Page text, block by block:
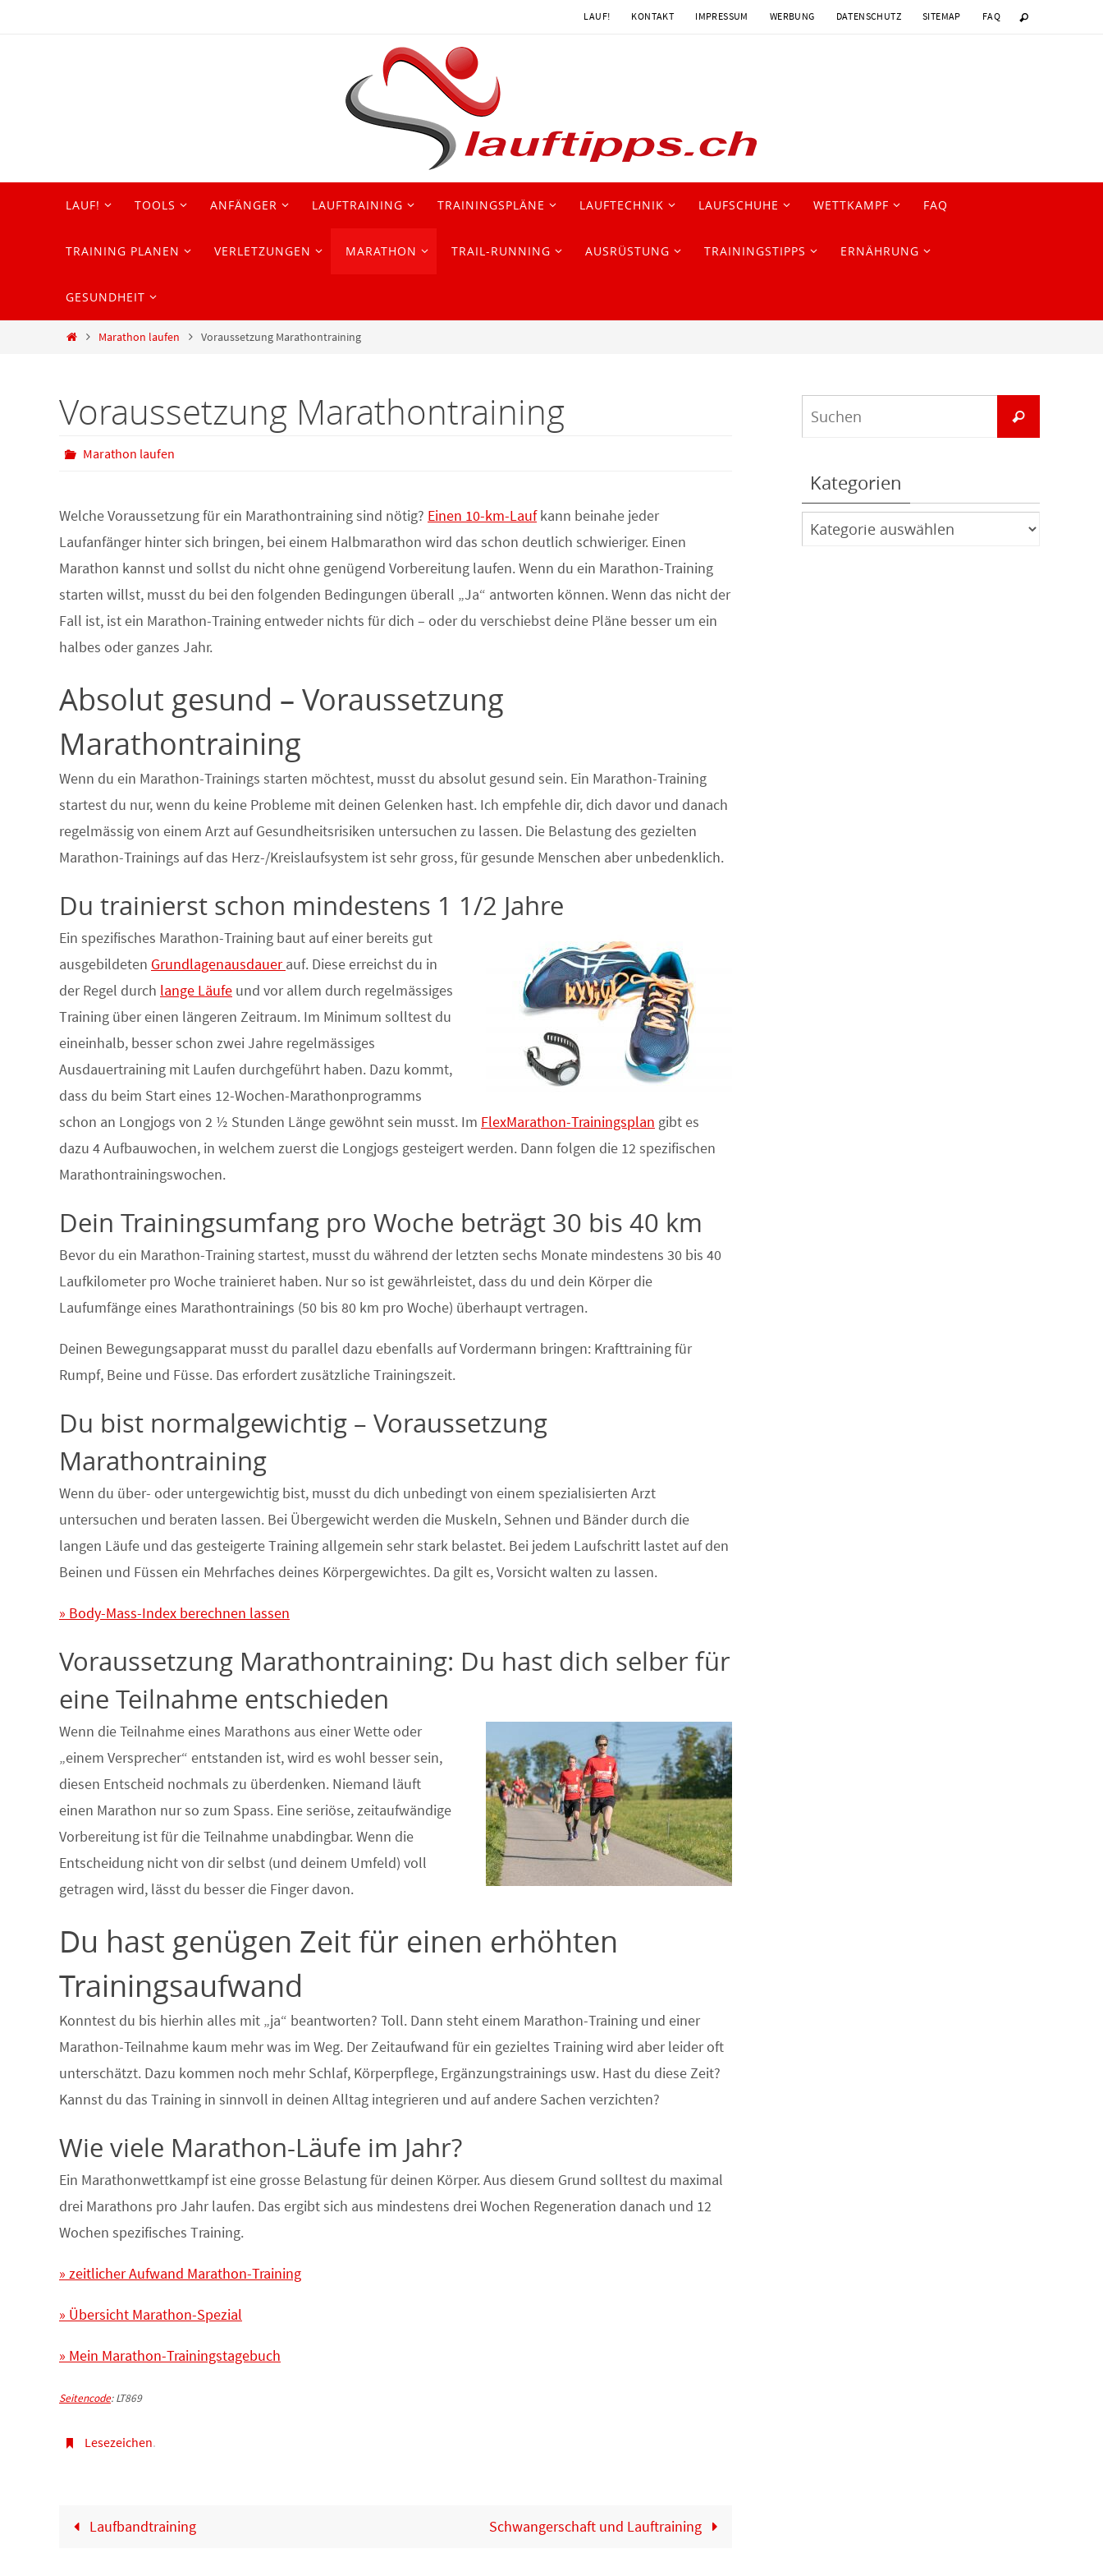
LAUF! KONTAKT IMPRESSUM WERBUNG DATENSCHUTZ SITEMAP FAQ
LAUF! TOOLS ANFÄNGER LAUFTRAINING TRAININGSPLÄNE LAUFTECHNIK LAUFSCHUHE WETTKAMPF FAQ
TRAINING PLANEN VERLETZUNGEN MARATHON TRAIL-RUNNING AUSRÜSTUNG TRAININGSTIPPS ERNÄHRUNG
GESUNDHEIT
StartMarathon laufen Voraussetzung Marathontraining
Voraussetzung Marathontraining
Marathon laufen
Welche Voraussetzung für ein Marathontraining sind nötig? Einen 10-km-Laufkann beinahe jeder
Laufanfänger hinter sich bringen, bei einem Halbmarathon wird das schon deutlich schwieriger. Einen
Marathon kannst und sollst du nicht ohne genügend Vorbereitung laufen. Wenn du ein Marathon-Training
starten willst, musst du bei den folgenden Bedingungen überall „Ja“ antworten können. Wenn das nicht der
Fall ist, ist ein Marathon-Training entweder nichts für dich – oder du verschiebst deine Pläne besser um ein
halbes oder ganzes Jahr.
Absolut gesund – Voraussetzung
Marathontraining
Wenn du ein Marathon-Trainings starten möchtest, musst du absolut gesund sein. Ein Marathon-Training
startest du nur, wenn du keine Probleme mit deinen Gelenken hast. Ich empfehle dir, dich davor und danach
regelmässig von einem Arzt auf Gesundheitsrisiken untersuchen zu lassen. Die Belastung des gezielten
Marathon-Trainings auf das Herz-/Kreislaufsystem ist sehr gross, für gesunde Menschen aber unbedenklich.
Du trainierst schon mindestens 1 1/2 Jahre
Ein spezifisches Marathon-Training baut auf einer bereits gut
ausgebildeten Grundlagenausdauerauf. Diese erreichst du in
der Regel durch lange Läufe und vor allem durch regelmässiges
Training über einen längeren Zeitraum. Im Minimum solltest du
eineinhalb, besser schon zwei Jahre regelmässiges
Ausdauertraining mit Laufen durchgeführt haben. Dazu kommt,
dass du beim Start eines 12-Wochen-Marathonprogramms
schon an Longjogs von 2 ½ Stunden Länge gewöhnt sein musst. Im FlexMarathon-Trainingsplan gibt es
dazu 4 Aufbauwochen, in welchem zuerst die Longjogs gesteigert werden. Dann folgen die 12 spezifischen
Marathontrainingswochen.
Dein Trainingsumfang pro Woche beträgt 30 bis 40 km
Bevor du ein Marathon-Training startest, musst du während der letzten sechs Monate mindestens 30 bis 40
Laufkilometer pro Woche trainieret haben. Nur so ist gewährleistet, dass du und dein Körper die
Laufumfänge eines Marathontrainings (50 bis 80 km pro Woche) überhaupt vertragen.
Deinen Bewegungsapparat musst du parallel dazu ebenfalls auf Vordermann bringen: Krafttraining für
Rumpf, Beine und Füsse. Das erfordert zusätzliche Trainingszeit.
Du bist normalgewichtig – Voraussetzung
Marathontraining
Wenn du über- oder untergewichtig bist, musst du dich unbedingt von einem spezialisierten Arzt
untersuchen und beraten lassen. Bei Übergewicht werden die Muskeln, Sehnen und Bänder durch die
langen Läufe und das gesteigerte Training allgemein sehr stark belastet. Bei jedem Laufschritt lastet auf den
Beinen und Füssen ein Mehrfaches deines Körpergewichtes. Da gilt es, Vorsicht walten zu lassen.
» Body-Mass-Index berechnen lassen
Voraussetzung Marathontraining: Du hast dich selber für
eine Teilnahme entschieden
Wenn die Teilnahme eines Marathons aus einer Wette oder
„einem Versprecher“ entstanden ist, wird es wohl besser sein,
diesen Entscheid nochmals zu überdenken. Niemand läuft
einen Marathon nur so zum Spass. Eine seriöse, zeitaufwändige
Vorbereitung ist für die Teilnahme unabdingbar. Wenn die
Entscheidung nicht von dir selbst (und deinem Umfeld) voll
getragen wird, lässt du besser die Finger davon.
Du hast genügen Zeit für einen erhöhten
Trainingsaufwand
Konntest du bis hierhin alles mit „ja“ beantworten? Toll. Dann steht einem Marathon-Training und einer
Marathon-Teilnahme kaum mehr was im Weg. Der Zeitaufwand für ein gezieltes Training wird aber leider oft
unterschätzt. Dazu kommen noch mehr Schlaf, Körperpflege, Ergänzungstrainings usw. Hast du diese Zeit?
Kannst du das Training in sinnvoll in deinen Alltag integrieren und auf andere Sachen verzichten?
Wie viele Marathon-Läufe im Jahr?
Ein Marathonwettkampf ist eine grosse Belastung für deinen Körper. Aus diesem Grund solltest du maximal
drei Marathons pro Jahr laufen. Das ergibt sich aus mindestens drei Wochen Regeneration danach und 12
Wochen spezifisches Training.
» zeitlicher Aufwand Marathon-Training
» Übersicht Marathon-Spezial
» Mein Marathon-Trainingstagebuch
Seitencode: LT869
Lesezeichen.
Laufbandtraining Schwangerschaft und Lauftraining
nach:
Suchen
Kategorien
Kategorien